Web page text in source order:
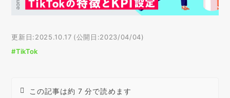
更新日:2025.10.17 (公開日:2023/04/04)
#TikTok
この記事は約 7 分で読めます